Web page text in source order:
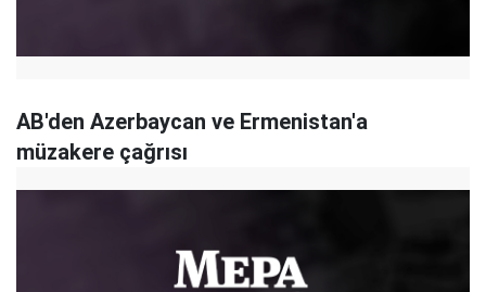
AB'den Azerbaycan ve Ermenistan'a
müzakere çağrısı